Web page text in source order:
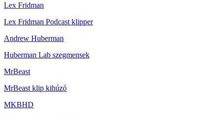
Lex Fridman
Lex Fridman Podcast klipper
Andrew Huberman
Huberman Lab szegmensek
MrBeast
MrBeast klip kihúzó
MKBHD